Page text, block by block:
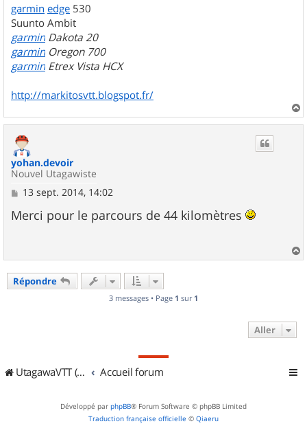
garmin edge 530
Suunto Ambit
garmin Dakota 20
garmin Oregon 700
garmin Etrex Vista HCX
http://markitosvtt.blogspot.fr/
a
yohan.devoir
Nouvel Utagawiste
M
s
s
13 sept. 2014, 14:02
Merci pour le parcours de 44 kilomètres
a
Répondre
3 messages • Page 1 sur 1
Aller
UtagawaVTT (Randos VTT et VTTAE avec traces GPS) Accueil forum
Développé par phpBB® Forum Software © phpBB Limited
Traduction française officielle © Qiaeru